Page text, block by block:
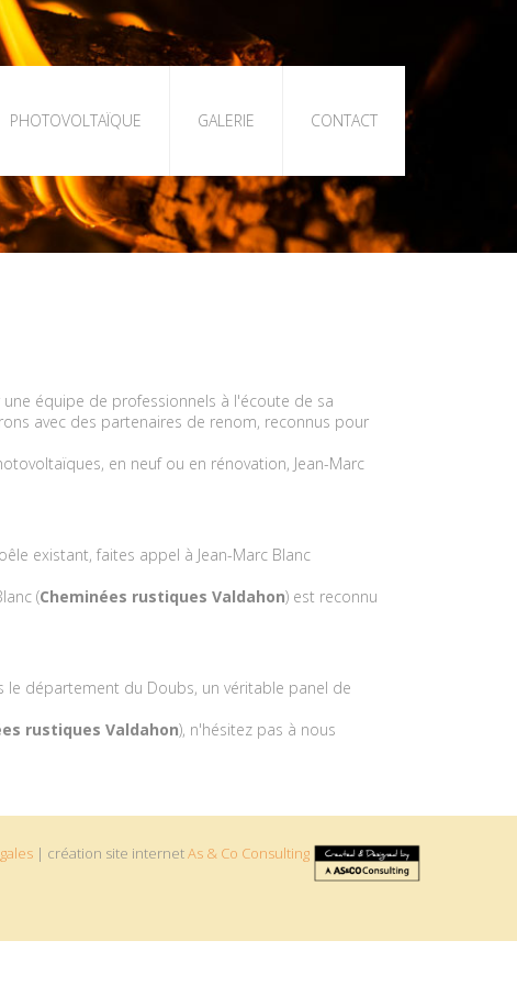
PHOTOVOLTAÏQUE GALERIE CONTACT
une équipe de professionnels à l'écoute de sa
avec des partenaires de renom, reconnus pour
en neuf ou en rénovation, Jean-Marc
existant, faites appel à Jean-Marc Blanc
(Cheminées rustiques Valdahon) est reconnu
département du Doubs, un véritable panel de
rustiques Valdahon), n'hésitez pas à nous
| création site internetAs & Co Consulting